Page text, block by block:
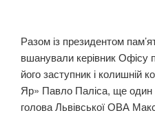
Разом із президентом
вшанували керівник Офісу
його заступник і колишній
Яр» Павло Паліса, ще один
голова Львівської ОВА